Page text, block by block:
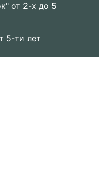
от 2-х до 5
5-ти лет